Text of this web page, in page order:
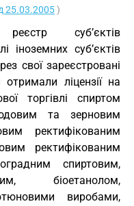
25.03.2005)
суб’єктів
іноземних суб’єктів
свої зареєстровані
отримали ліцензії на
торгівлі спиртом
та зерновим
ректифікованим
ректифікованим
спиртовим,
біоетанолом,
виробами,